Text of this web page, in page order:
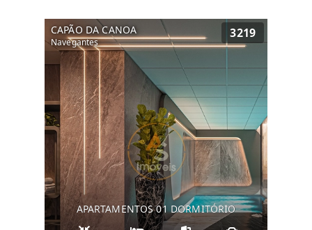
CAPÃO DA CANOA
Navegantes
3219
APARTAMENTOS 01 DORMITÓRIO